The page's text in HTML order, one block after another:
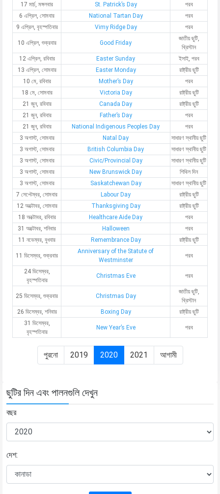
17 মার্চ, মঙ্গলবার
St. Patrick’s Day
পরব
6 এপ্রিল, সোমবার
National Tartan Day
পরব
9 এপ্রিল, বৃহস্পতিবার
Vimy Ridge Day পরব
10 এপ্রিল, শুক্রবার Good Friday
জাতীয় ছুটি,
খ্রিস্টান
12 এপ্রিল, রবিবার
Easter Sunday
ইসাই, পরব
13 এপ্রিল, সোমবার
Easter Monday
রাষ্ট্রীয় ছুটি
10 মে, রবিবার
Mother’s Day
পরব
18 মে, সোমবার
Victoria Day
রাষ্ট্রীয় ছুটি
21 জুন, রবিবার
Canada Day
রাষ্ট্রীয় ছুটি
21 জুন, রবিবার
Father’s Day
পরব
21 জুন, রবিবার
National Indigenous Peoples Day
পরব
3 অগাস্ট, সোমবার
Natal Day
সাধারণ স্থানীয় ছুটি
3 অগাস্ট, সোমবার
British Columbia Day
সাধারণ স্থানীয় ছুটি
3 অগাস্ট, সোমবার
Civic/Provincial Day
সাধারণ স্থানীয় ছুটি
3 অগাস্ট, সোমবার
New Brunswick Day
শিথিল দিন
3 অগাস্ট, সোমবার
Saskatchewan Day
সাধারণ স্থানীয় ছুটি
7 সেপ্টেম্বর, সোমবার
Labour Day
রাষ্ট্রীয় ছুটি
12 অক্টোবর, সোমবার
Thanksgiving Day
রাষ্ট্রীয় ছুটি
18 অক্টোবর, রবিবার
Healthcare Aide Day
পরব
31 অক্টোবর, শনিবার
Halloween
পরব
11 নভেম্বর, বুধবার
Remembrance Day রাষ্ট্রীয় ছুটি
11 ডিসেম্বর, শুক্রবার
Anniversary of the Statute of
Westminster
পরব
24 ডিসেম্বর,
বৃহস্পতিবার
Christmas Eve পরব
25 ডিসেম্বর, শুক্রবার Christmas Day
জাতীয় ছুটি,
খ্রিস্টান
26 ডিসেম্বর, শনিবার
Boxing Day
রাষ্ট্রীয় ছুটি
31 ডিসেম্বর,
বৃহস্পতিবার
New Year’s Eve পরব
পুরনো 2019 2020 2021 আগামী
ছুটির দিন এবং পালনগুলি দেখুন
বছর
দেশ: